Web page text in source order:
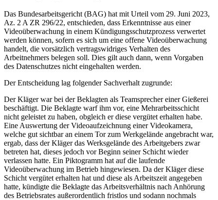
Das Bundesarbeitsgericht (BAG) hat mit Urteil vom 29. Juni 2023,
Az. 2 A ZR 296/22, entschieden, dass Erkenntnisse aus einer
Videoüberwachung in einem Kündigungsschutzprozess verwertet
werden können, sofern es sich um eine offene Videoüberwachung
handelt, die vorsätzlich vertragswidriges Verhalten des
Arbeitnehmers belegen soll. Dies gilt auch dann, wenn Vorgaben
des Datenschutzes nicht eingehalten werden.
Der Entscheidung lag folgender Sachverhalt zugrunde:
Der Kläger war bei der Beklagten als Teamsprecher einer Gießerei
beschäftigt. Die Beklagte warf ihm vor, eine Mehrarbeitsschicht
nicht geleistet zu haben, obgleich er diese vergütet erhalten habe.
Eine Auswertung der Videoaufzeichnung einer Videokamera,
welche gut sichtbar an einem Tor zum Werkgelände angebracht war,
ergab, dass der Kläger das Werksgelände des Arbeitgebers zwar
betreten hat, dieses jedoch vor Beginn seiner Schicht wieder
verlassen hatte. Ein Piktogramm hat auf die laufende
Videoüberwachung im Betrieb hingewiesen. Da der Kläger diese
Schicht vergütet erhalten hat und diese als Arbeitszeit angegeben
hatte, kündigte die Beklagte das Arbeitsverhältnis nach Anhörung
des Betriebsrates außerordentlich fristlos und sodann nochmals